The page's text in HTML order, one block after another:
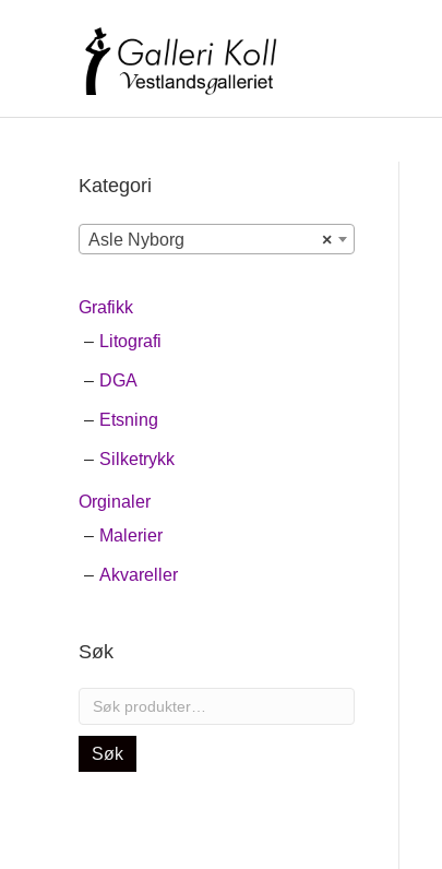
Kategori
×
Asle Nyborg
Grafikk
Litografi
DGA
Etsning
Silketrykk
Orginaler
Malerier
Akvareller
Søk
Søk
etter:
Søk